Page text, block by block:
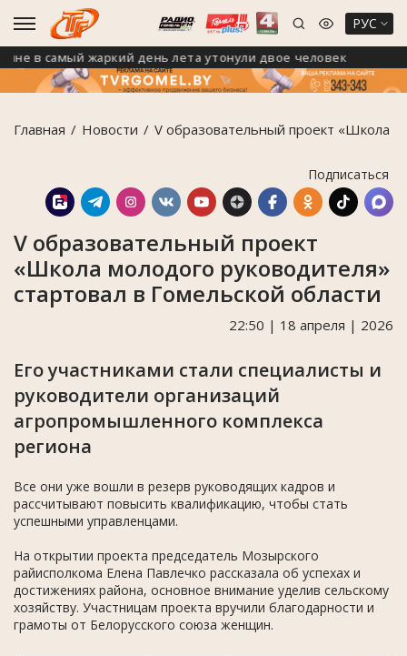
РУС
самый жаркий день лета утонули двое человек
Главная Новости V образовательный проект «Школа
Подписаться
V образовательный проект
«Школа молодого руководителя»
стартовал в Гомельской области
22:50 | 18 апреля | 2026
Его участниками стали специалисты и
руководители организаций
агропромышленного комплекса
региона
Все они уже вошли в резерв руководящих кадров и
рассчитывают повысить квалификацию, чтобы стать
успешными управленцами.
На открытии проекта председатель Мозырского
райисполкома Елена Павлечко рассказала об успехах и
достижениях района, основное внимание уделив сельскому
хозяйству. Участницам проекта вручили благодарности и
грамоты от Белорусского союза женщин.